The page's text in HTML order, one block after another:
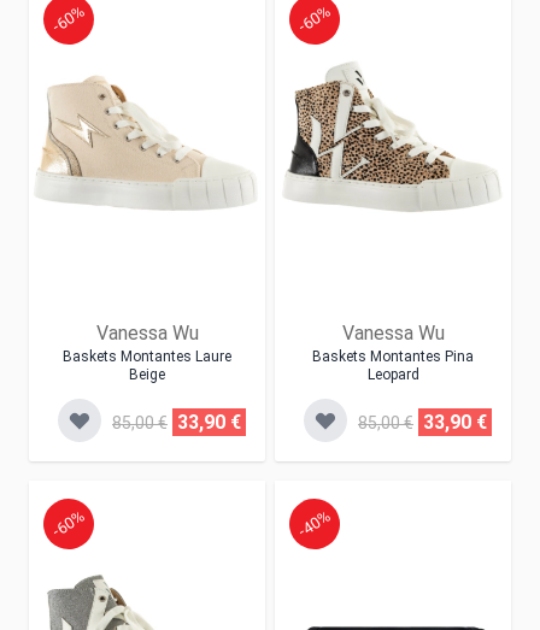
Vanessa Wu
Baskets Montantes Laure
Beige
-60%
85,00 € 33,90 €
Vanessa Wu
Baskets Montantes Pina
Leopard
-60%
85,00 € 33,90 €
-60% -40%